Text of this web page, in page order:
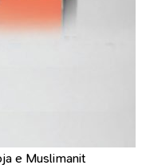
e Muslimanit